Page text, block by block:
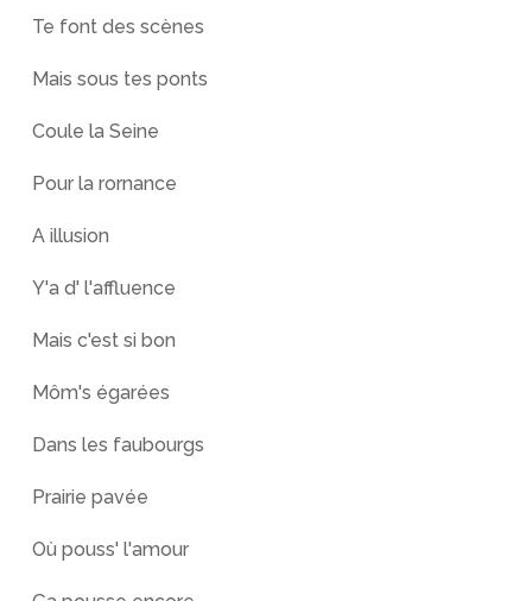
Te font des scènes
Mais sous tes ponts
Coule la Seine
Pour la rornance
A illusion
Y'a d' l'affluence
Mais c'est si bon
Môm's égarées
Dans les faubourgs
Prairie pavée
Où pouss' l'amour